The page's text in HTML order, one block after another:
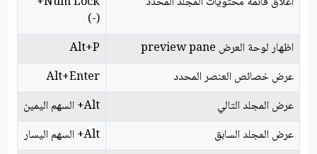
(-)
اظهار لوحة العرض preview pane
Alt+P
عرض خصائص العنصر المحدد
Alt+Enter
عرض المجلد التالي
Alt+ السهم اليمين
عرض المجلد السابق
Alt+ السهم اليسار